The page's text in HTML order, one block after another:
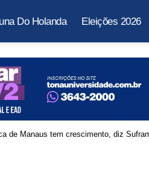
Do Holanda Eleições 2026
de Manaus tem crescimento, diz